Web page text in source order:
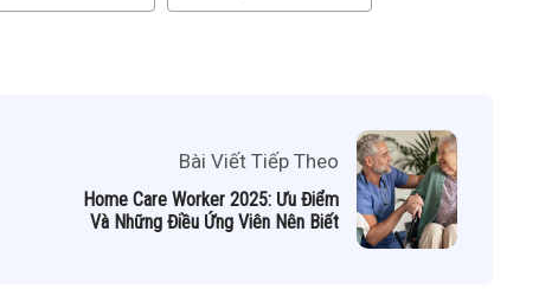
Bài Viết Tiếp Theo
Home Care Worker 2025: Ưu Điểm
Và Những Điều Ứng Viên Nên Biết